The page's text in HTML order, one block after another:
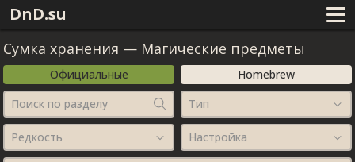
DnD.su
Сумка хранения — Магические предметы
Официальные
Homebrew
Поиск по разделу
Тип
Редкость Настройка